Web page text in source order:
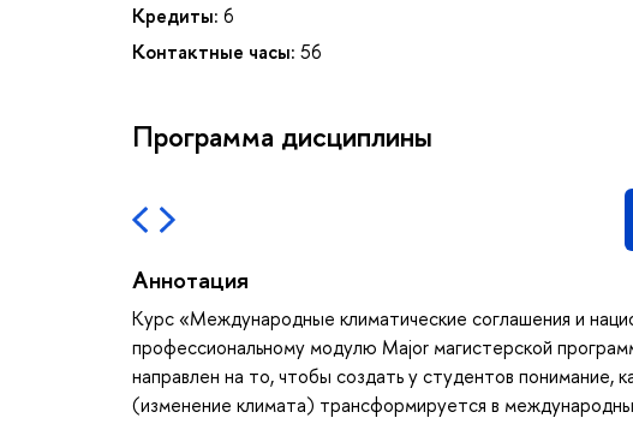
Кредиты: 6
Контактные часы: 56
Программа дисциплины
Аннотация
Курс «Международные климатические соглашения и
профессиональному модулю Major магистерской
направлен на то, чтобы создать у студентов понимание,
(изменение климата) трансформируется в